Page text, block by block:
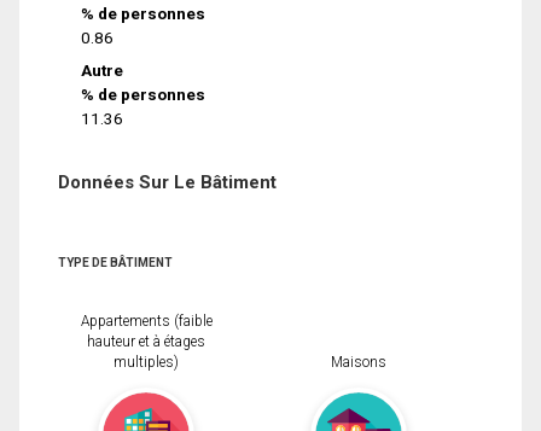
% de personnes
0.86
Autre
% de personnes
11.36
Données Sur Le Bâtiment
TYPE DE BÂTIMENT
Appartements (faible
hauteur et à étages
multiples)
Maisons